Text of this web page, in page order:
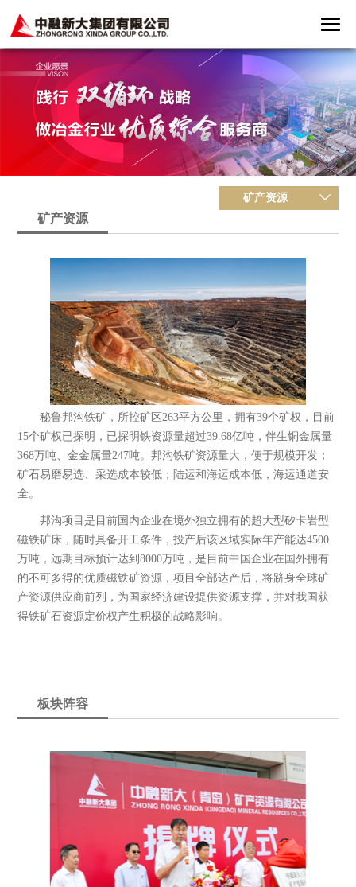
矿产资源
矿产资源
秘鲁邦沟铁矿，所控矿区263平方公里，拥有39个矿权，目前
15个矿权已探明，已探明铁资源量超过39.68亿吨，伴生铜金属量
368万吨、金金属量247吨。邦沟铁矿资源量大，便于规模开发；
矿石易磨易选、采选成本较低；陆运和海运成本低，海运通道安
全。
邦沟项目是目前国内企业在境外独立拥有的超大型矽卡岩型
磁铁矿床，随时具备开工条件，投产后该区域实际年产能达4500
万吨，远期目标预计达到8000万吨，是目前中国企业在国外拥有
的不可多得的优质磁铁矿资源，项目全部达产后，将跻身全球矿
产资源供应商前列，为国家经济建设提供资源支撑，并对我国获
得铁矿石资源定价权产生积极的战略影响。
板块阵容
中融新大(青岛)矿产资源有限公司
金兆秘鲁矿业有限公司
拥有秘鲁邦沟多金属矿的39个矿权，占地